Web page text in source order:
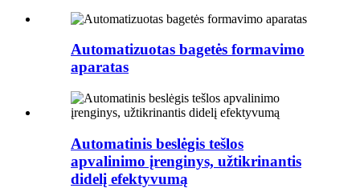
Automatizuotas bagetės formavimo
aparatas
Automatinis beslėgis tešlos
apvalinimo įrenginys, užtikrinantis
didelį efektyvumą